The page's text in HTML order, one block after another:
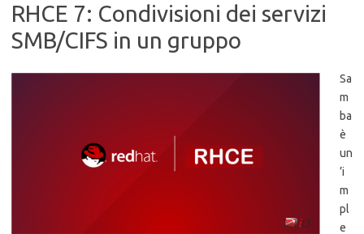
RHCE 7: Condivisioni dei servizi
SMB/CIFS in un gruppo
Sa
m
ba
è
un
’i
m
pl
e